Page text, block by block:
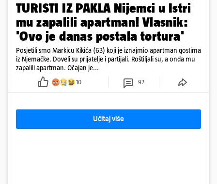
TURISTI IZ PAKLA Nijemci u Istri
mu zapalili apartman! Vlasnik:
'Ovo je danas postala tortura'
Posjetili smo Markicu Kikića (63) koji je iznajmio apartman gostima
iz Njemačke. Doveli su prijatelje i partijali. Roštiljali su, a onda mu
zapalili apartman. Očajan je...
10 92
Učitaj više